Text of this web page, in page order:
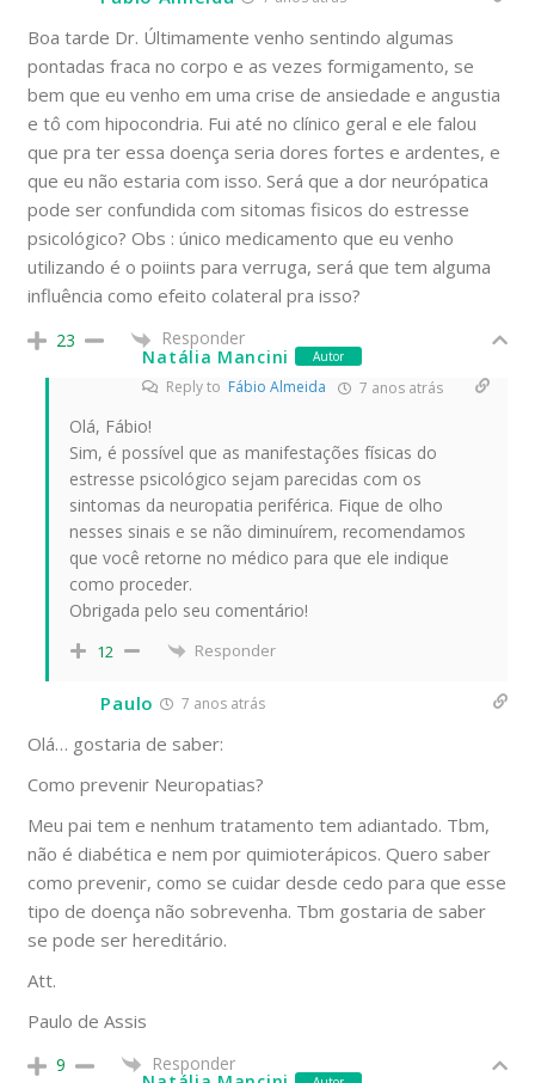
Boa tarde Dr. Últimamente venho sentindo algumas
pontadas fraca no corpo e as vezes formigamento, se
bem que eu venho em uma crise de ansiedade e angustia
e tô com hipocondria. Fui até no clínico geral e ele falou
que pra ter essa doença seria dores fortes e ardentes, e
que eu não estaria com isso. Será que a dor neurópatica
pode ser confundida com sitomas fisicos do estresse
psicológico? Obs : único medicamento que eu venho
utilizando é o poiints para verruga, será que tem alguma
influência como efeito colateral pra isso?
23
Responder
Natália Mancini
Autor
Reply to Fábio Almeida 7 anos atrás
Olá, Fábio!
Sim, é possível que as manifestações físicas do
estresse psicológico sejam parecidas com os
sintomas da neuropatia periférica. Fique de olho
nesses sinais e se não diminuírem, recomendamos
que você retorne no médico para que ele indique
como proceder.
Obrigada pelo seu comentário!
12 Responder
Paulo 7 anos atrás
Olá… gostaria de saber:
Como prevenir Neuropatias?
Meu pai tem e nenhum tratamento tem adiantado. Tbm,
não é diabética e nem por quimioterápicos. Quero saber
como prevenir, como se cuidar desde cedo para que esse
tipo de doença não sobrevenha. Tbm gostaria de saber
se pode ser hereditário.
Att.
Paulo de Assis
9
Responder